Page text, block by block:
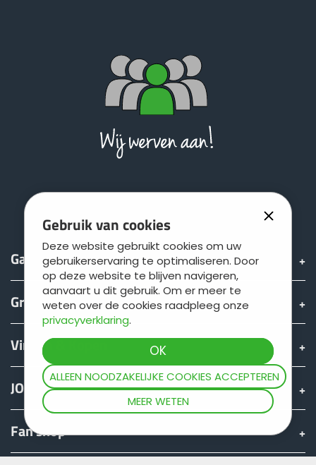
Gebruik van cookies
Deze website gebruikt cookies om uw
gebruikerservaring te optimaliseren. Door
op deze website te blijven navigeren,
aanvaart u dit gebruik. Om er meer te
weten over de cookies raadpleeg onze
privacyverklaring.
ALLEEN NOODZAKELIJKE COOKIES ACCEPTEREN
MEER WETEN
中文
Português
رسید ن
Gamma
Groep
Vinden & Kopen
JOSKIN wereld
Fan shop